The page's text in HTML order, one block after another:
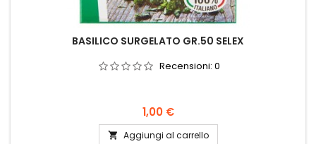
BASILICO SURGELATO GR.50 SELEX
Recensioni: 0
Prezzo
1,00 €
 Aggiungi al carrello